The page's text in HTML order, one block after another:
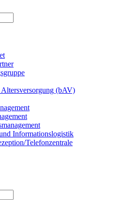
(bAV)
Informationslogistik
Telefonzentrale